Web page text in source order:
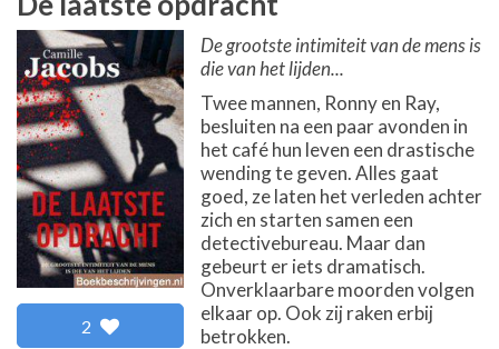
2
De grootste intimiteit van de mens is
die van het lijden...
Twee mannen, Ronny en Ray,
besluiten na een paar avonden in
het café hun leven een drastische
wending te geven. Alles gaat
goed, ze laten het verleden achter
zich en starten samen een
detectivebureau. Maar dan
gebeurt er iets dramatisch.
Onverklaarbare moorden volgen
elkaar op. Ook zij raken erbij
betrokken.